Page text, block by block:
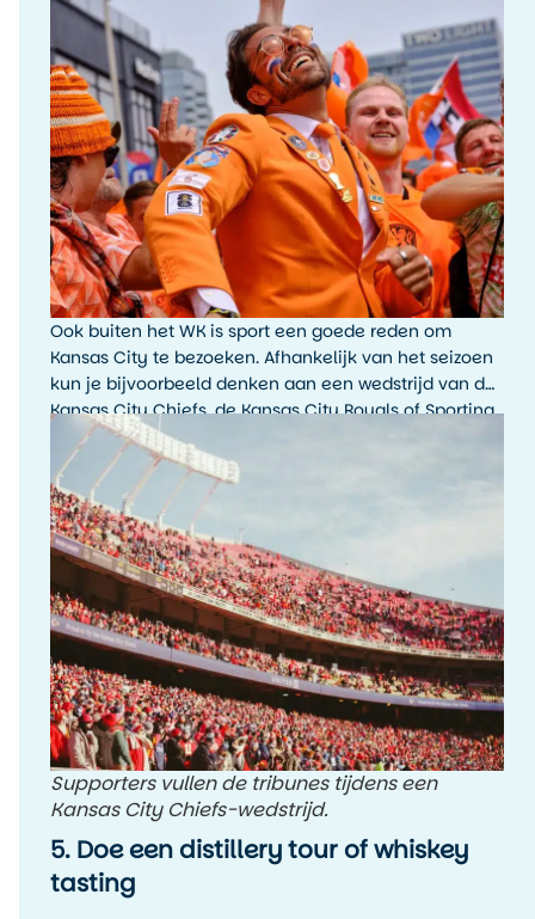
Ook buiten het WK is sport een goede reden om
Kansas City te bezoeken. Afhankelijk van het seizoen
kun je bijvoorbeeld denken aan een wedstrijd van de
Kansas City Chiefs, de Kansas City Royals of Sporting
Kansas City. De sfeer rondom een wedstrijddag, met
fans, tailgating en lokale trots, is typisch Amerikaans.
Supporters vullen de tribunes tijdens een
Kansas City Chiefs-wedstrijd.
5. Doe een distillery tour of whiskey
tasting